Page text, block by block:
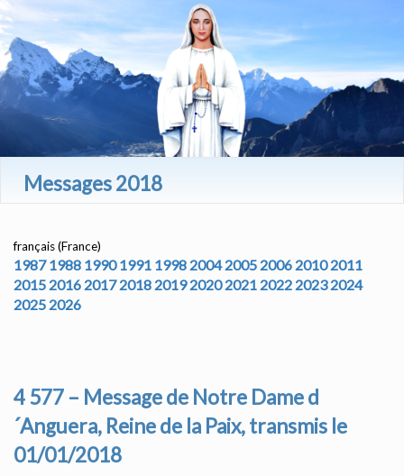
Messages 2018
français (France)
1987 1988 1990 1991 1998 2004 2005 2006 2010 2011
2015 2016 2017 2018 2019 2020 2021 2022 2023 2024
2025 2026
4 577 – Message de Notre Dame d
´Anguera, Reine de la Paix, transmis le
01/01/2018